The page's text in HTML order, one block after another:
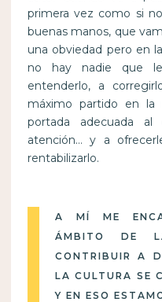
primera vez como si
buenas manos, que
una obviedad pero en
no hay nadie que
entenderlo, a
máximo partido en la
portada adecuada
atención… y a
rentabilizarlo.
A MÍ ME
ÁMBITO DE
CONTRIBUIR A
LA CULTURA SE
Y EN ESO